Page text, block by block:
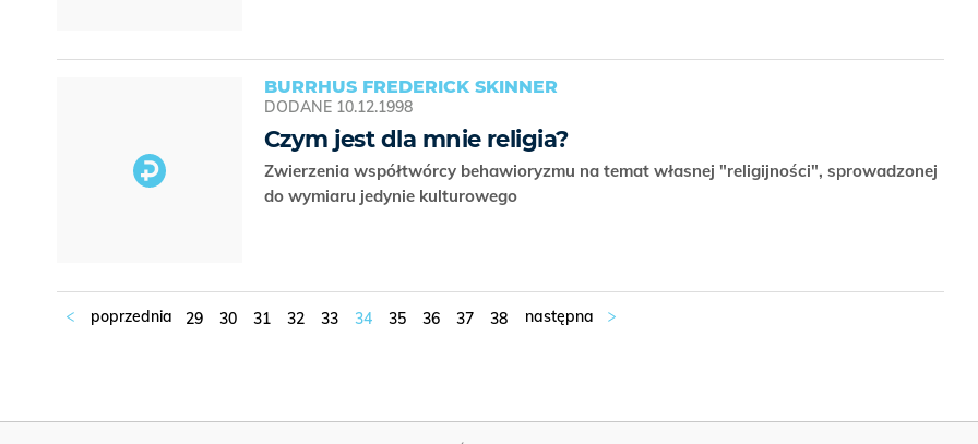
BURRHUS FREDERICK SKINNER
DODANE 10.12.1998
Czym jest dla mnie religia?
Zwierzenia współtwórcy behawioryzmu na temat własnej "religijności", sprowadzonej
do wymiaru jedynie kulturowego
29 30 31 32 33 34 35 36 37 38